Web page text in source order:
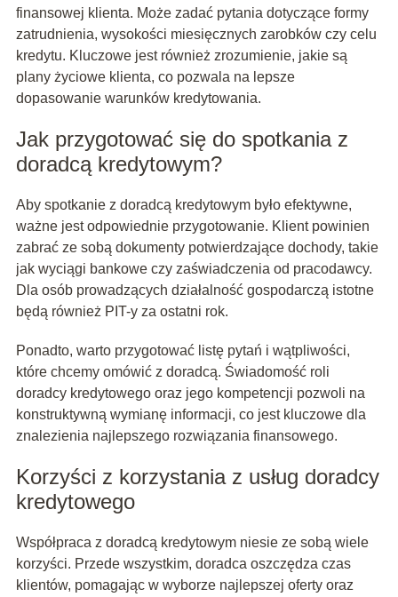
finansowej klienta. Może zadać pytania dotyczące formy
zatrudnienia, wysokości miesięcznych zarobków czy celu
kredytu. Kluczowe jest również zrozumienie, jakie są
plany życiowe klienta, co pozwala na lepsze
dopasowanie warunków kredytowania.
Jak przygotować się do spotkania z
doradcą kredytowym?
Aby spotkanie z doradcą kredytowym było efektywne,
ważne jest odpowiednie przygotowanie. Klient powinien
zabrać ze sobą dokumenty potwierdzające dochody, takie
jak wyciągi bankowe czy zaświadczenia od pracodawcy.
Dla osób prowadzących działalność gospodarczą istotne
będą również PIT-y za ostatni rok.
Ponadto, warto przygotować listę pytań i wątpliwości,
które chcemy omówić z doradcą. Świadomość roli
doradcy kredytowego oraz jego kompetencji pozwoli na
konstruktywną wymianę informacji, co jest kluczowe dla
znalezienia najlepszego rozwiązania finansowego.
Korzyści z korzystania z usług doradcy
kredytowego
Współpraca z doradcą kredytowym niesie ze sobą wiele
korzyści. Przede wszystkim, doradca oszczędza czas
klientów, pomagając w wyborze najlepszej oferty oraz